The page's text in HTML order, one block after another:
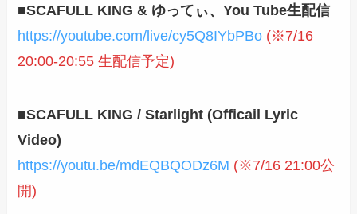
■SCAFULL KING & ゆってぃ、You Tube生配信
https://youtube.com/live/cy5Q8IYbPBo (※7/16
20:00-20:55 生配信予定)
■SCAFULL KING / Starlight (Officail Lyric
Video)
https://youtu.be/mdEQBQODz6M (※7/16 21:00公
開)